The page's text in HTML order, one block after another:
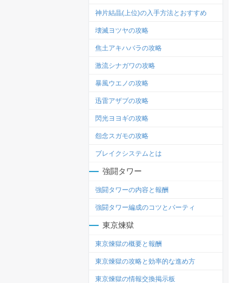
神片結晶(上位)の入手方法とおすすめ
壊滅ヨツヤの攻略
焦土アキハバラの攻略
激流シナガワの攻略
暴風ウエノの攻略
迅雷アザブの攻略
閃光ヨヨギの攻略
怨念スガモの攻略
ブレイクシステムとは
強闘タワー
強闘タワーの内容と報酬
強闘タワー編成のコツとパーティ
東京煉獄
東京煉獄の概要と報酬
東京煉獄の攻略と効率的な進め方
東京煉獄の情報交換掲示板